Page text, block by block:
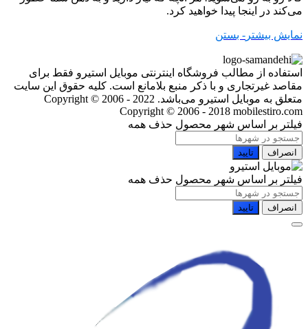
می‌کند در اینجا پیدا خواهید کرد.
نمایش بیشتر - بستن
استفاده از مطالب فروشگاه اینترنتی موبایل استیرو فقط برای
مقاصد غیرتجاری و با ذکر منبع بلامانع است. کلیه حقوق این سایت
متعلق به موبایل استیرو می‌باشد. Copyright © 2006 - 2022
Copyright © 2006 - 2018 mobilestiro.com
فیلتر بر اساس شهر محصول حذف همه
انصراف تایید
فیلتر بر اساس شهر محصول حذف همه
انصراف تایید